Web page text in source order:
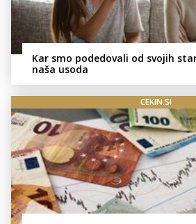
Kar smo podedovali od svojih
naša usoda
CEKIN.SI